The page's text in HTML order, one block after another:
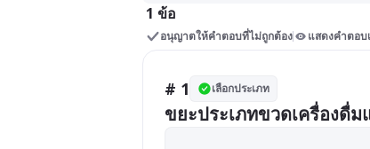
1 ข้อ
อนุญาตให้คำตอบที่ไม่ถูกต้อง แสดงคำตอบ
# 1 เลือกประเภท
ขยะประเภทขวดเครื่องดื่